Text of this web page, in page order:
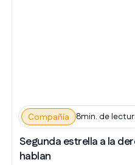
Compañía 8min. de
Segunda estrella a la
hablan